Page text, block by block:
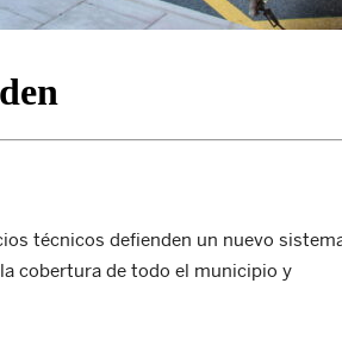
técnicos defienden un nuevo
cobertura de todo el municipio y